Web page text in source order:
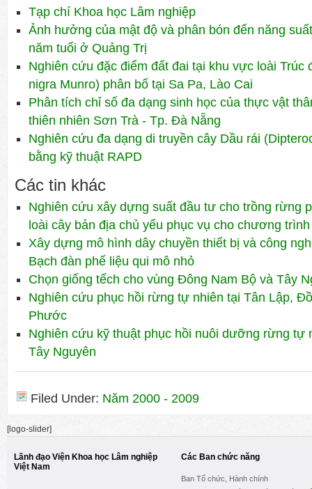
Tạp chí Khoa học Lâm nghiệp
Ảnh hưởng của mật độ và phân bón đến năng
năm tuổi ở Quảng Trị
Nghiên cứu đặc điểm đất đai tại khu vực loài Trúc
nigra Munro) phân bố tại Sa Pa, Lào Cai
Phân tích chỉ số đa dạng sinh học của thực vật
thiên nhiên Sơn Trà - Tp. Đà Nẵng
Nghiên cứu đa dạng di truyền cây Dầu rái
bằng kỹ thuật RAPD
Các tin khác
Nghiên cứu xây dựng suất đầu tư cho trồng rừng
loài cây bản địa chủ yếu phục vụ cho chương
Xây dựng mô hình dây chuyền thiết bị và công
Bạch đàn phế liệu qui mô nhỏ
Chọn giống tếch cho vùng Đông Nam Bộ và Tây
Nghiên cứu phục hồi rừng tự nhiên tại Tân Lập,
Phước
Nghiên cứu kỹ thuật phục hồi nuôi dưỡng rừng tự
Tây Nguyên
Filed Under: Năm 2000 - 2009
[logo-slider]
Lãnh đạo Viện Khoa học Lâm nghiệp
Việt Nam
Các Ban chức năng
Ban Tổ chức, Hành chính